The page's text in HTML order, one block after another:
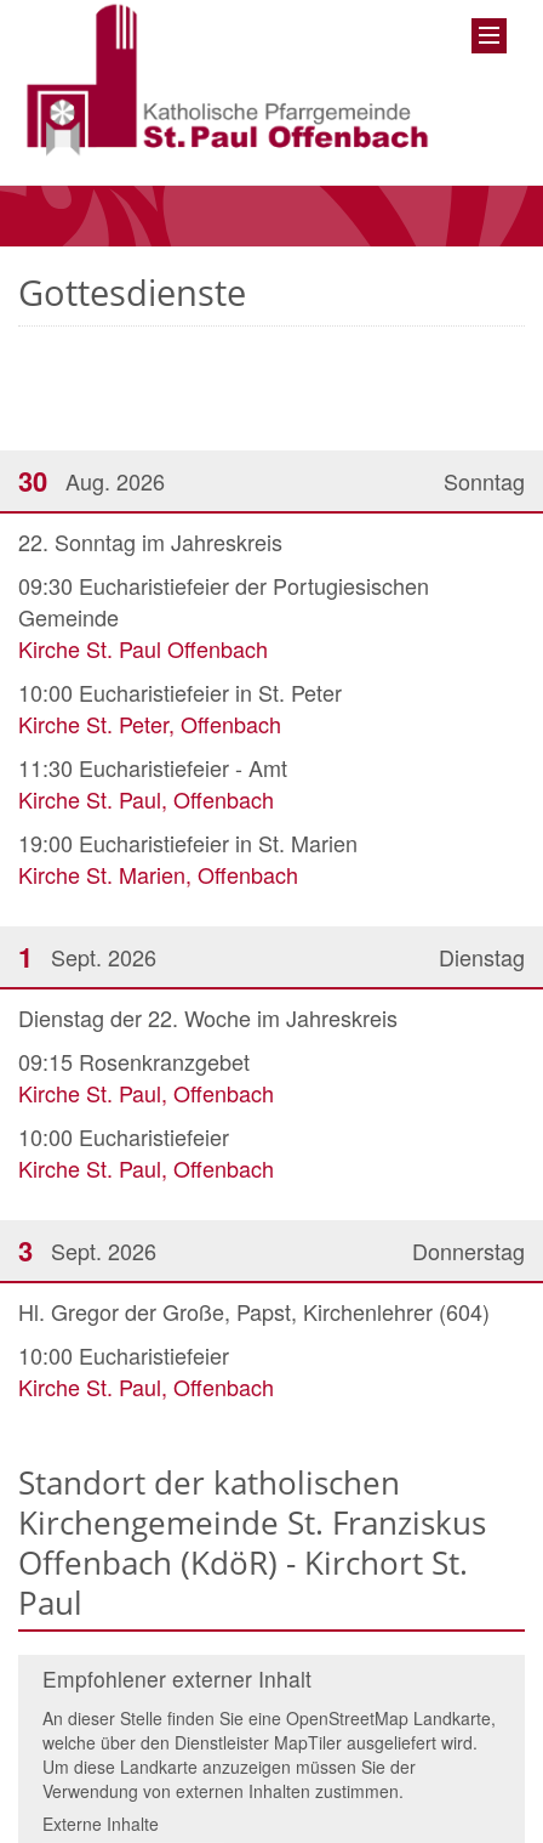
Gottesdienste
Sonntag
30 Aug. 2026
22. Sonntag im Jahreskreis
09:30 Eucharistiefeier der Portugiesischen
Gemeinde
Kirche St. Paul Offenbach
10:00 Eucharistiefeier in St. Peter
Kirche St. Peter, Offenbach
11:30 Eucharistiefeier - Amt
Kirche St. Paul, Offenbach
19:00 Eucharistiefeier in St. Marien
Kirche St. Marien, Offenbach
Dienstag
1
Sept. 2026
Dienstag der 22. Woche im Jahreskreis
09:15 Rosenkranzgebet
Kirche St. Paul, Offenbach
10:00 Eucharistiefeier
Kirche St. Paul, Offenbach
Donnerstag
3
Sept. 2026
Hl. Gregor der Große, Papst, Kirchenlehrer (604)
10:00 Eucharistiefeier
Kirche St. Paul, Offenbach
Standort der katholischen
Kirchengemeinde St. Franziskus
Offenbach (KdöR) - Kirchort St.
Paul
Empfohlener externer Inhalt
An dieser Stelle finden Sie eine OpenStreetMap Landkarte,
welche über den Dienstleister MapTiler ausgeliefert wird.
Um diese Landkarte anzuzeigen müssen Sie der
Verwendung von externen Inhalten zustimmen.
Externe Inhalte